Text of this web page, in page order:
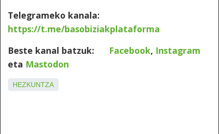
Telegrameko kanala:
https://t.me/basobiziakplataforma
Beste kanal batzuk: Facebook, Instagram
eta Mastodon
HEZKUNTZA